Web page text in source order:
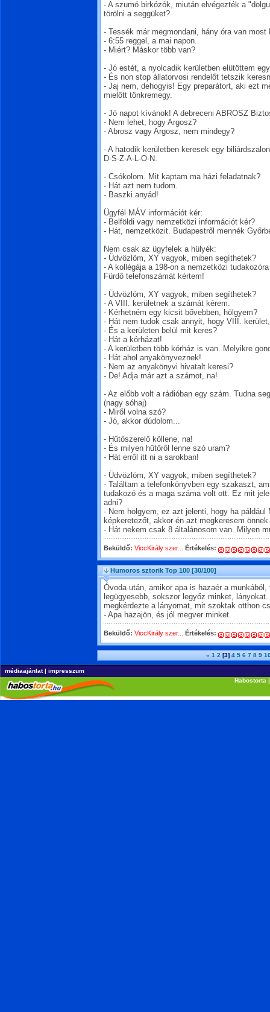
- A szumó birkózók, miután elvégezték a
törölni a seggüket?
- Tessék már megmondani, hány óra van most
- 6:55 reggel, a mai napon.
- Miért? Máskor több van?
- Jó estét, a nyolcadik kerületben elütöttem
- És non stop állatorvosi rendelőt tetszik
- Jaj nem, dehogyis! Egy preparátort, aki ezt
mielőtt tönkremegy.
- Jó napot kívánok! A debreceni ABROSZ
- Nem lehet, hogy Argosz?
- Abrosz vagy Argosz, nem mindegy?
- A hatodik kerületben keresek egy
D-S-Z-A-L-O-N.
- Csókolom. Mit kaptam ma házi feladatnak?
- Hát azt nem tudom.
- Baszki anyád!
Ügyfél MÁV információt kér:
- Belföldi vagy nemzetközi információt kér?
- Hát, nemzetközit. Budapestről mennék
Nem csak az ügyfelek a hülyék:
- Üdvözlöm, XY vagyok, miben segíthetek?
- A kollégája a 198-on a nemzetközi
Fürdő telefonszámát kértem!
- Üdvözlöm, XY vagyok, miben segíthetek?
- A VIII. kerületnek a számát kérem.
- Kérhetném egy kicsit bővebben, hölgyem?
- Hát nem tudok csak annyit, hogy VIII.
- És a kerületen belül mit keres?
- Hát a kórházat!
- A kerületben több kórház is van. Melyikre
- Hát ahol anyakönyveznek!
- Nem az anyakönyvi hivatalt keresi?
- De! Adja már azt a számot, na!
- Az előbb volt a rádióban egy szám. Tudna
(nagy sóhaj)
- Miről volna szó?
- Jó, akkor dúdolom...
- Hűtőszerelő köllene, na!
- És milyen hűtőről lenne szó uram?
- Hát erről itt ni a sarokban!
- Üdvözlöm, XY vagyok, miben segíthetek?
- Találtam a telefonkönyvben egy szakaszt,
tudakozó és a maga száma volt ott. Ez mit
adni?
- Nem hölgyem, ez azt jelenti, hogy ha páldául
képkeretezőt, akkor én azt megkeresem önnek.
- Hát nekem csak 8 általánosom van. Milyen
Beküldő: ViccKirály szer... Értékelés:
Humoros sztorik Top 100 [30/100]
Óvoda után, amikor apa is hazaér a
legügyesebb, sokszor legyőz minket,
megkérdezte a lányomat, mit szoktak otthon
- Apa hazajön, és jól megver minket.
Beküldő: ViccKirály szer... Értékelés:
« 1 2 [3] 4 5 6 7 8 9
médiaajánlat| impresszum
Habostorta